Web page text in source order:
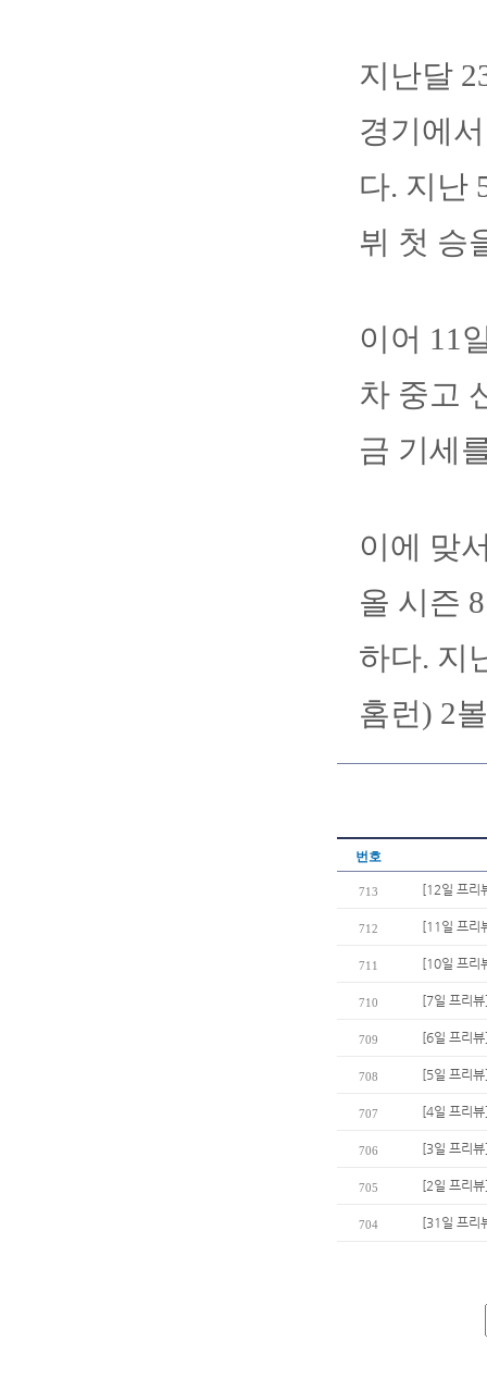
지난달
경기에
다. 지난
뷔 첫 승
이어 11
차 중고
금 기세
이에 맞
올 시즌
하다. 지
홈런) 2
번호
713 [12일 프리
712 [11일 프리
711 [10일 프리
710 [7일 프리
709 [6일 프리
708 [5일 프리
707 [4일 프리
706 [3일 프리
705 [2일 프리
704 [31일 프리